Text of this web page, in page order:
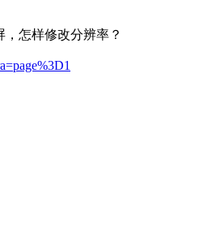
怎样修改分辨率？